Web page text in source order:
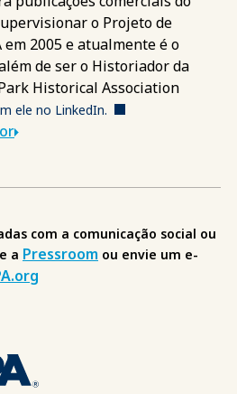
o Projeto de
2005 e atualmente é o
de ser o Historiador da
Historical Association
ele no LinkedIn.
com a comunicação social ou
a Pressroom ou envie um e-